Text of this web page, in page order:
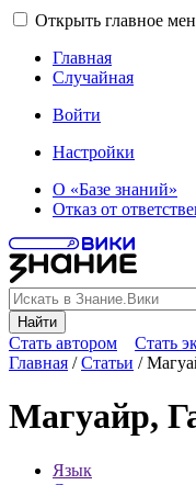
Открыть главное
Главная
Случайная
Войти
Настройки
О «Базе знаний»
Отказ от
Найти
Стать автором
Стать
Главная /Статьи /
Магуайр,
Язык